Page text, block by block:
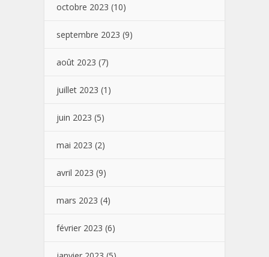
octobre 2023 (10)
septembre 2023 (9)
août 2023 (7)
juillet 2023 (1)
juin 2023 (5)
mai 2023 (2)
avril 2023 (9)
mars 2023 (4)
février 2023 (6)